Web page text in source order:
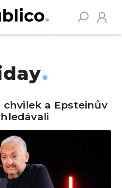
chvilek a Epsteinův